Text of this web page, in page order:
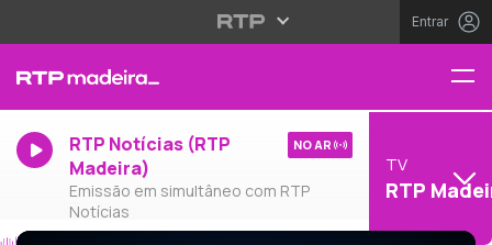
Entrar
RTP Notícias (RTP
Madeira)
Emissão em simultâneo com RTP
Notícias
NO AR
TV
RTP